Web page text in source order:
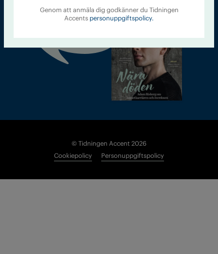
Läs tidigare
nummer av
© Tidningen Accent 2026
Cookiepolicy
Personuppgiftspolicy
Genom att anmäla dig godkänner du Tidningen
Accents personuppgiftspolicy.